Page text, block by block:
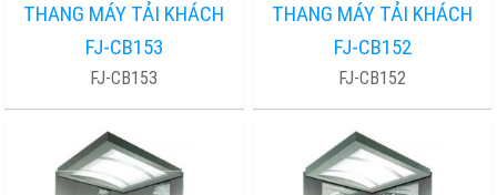
THANG MÁY TẢI KHÁCH
FJ-CB153
FJ-CB153
THANG MÁY TẢI KHÁCH
FJ-CB152
FJ-CB152